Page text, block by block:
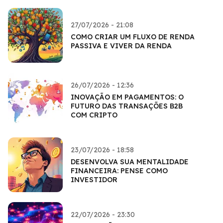
27/07/2026 - 21:08
COMO CRIAR UM FLUXO DE RENDA
PASSIVA E VIVER DA RENDA
26/07/2026 - 12:36
INOVAÇÃO EM PAGAMENTOS: O
FUTURO DAS TRANSAÇÕES B2B
COM CRIPTO
23/07/2026 - 18:58
DESENVOLVA SUA MENTALIDADE
FINANCEIRA: PENSE COMO
INVESTIDOR
22/07/2026 - 23:30